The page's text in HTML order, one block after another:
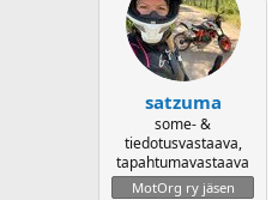
satzuma
some- &
tiedotusvastaava,
tapahtumavastaava
MotOrg ry jäsen